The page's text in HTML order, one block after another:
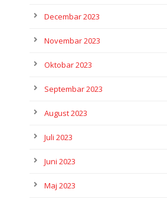
Decembar 2023
Novembar 2023
Oktobar 2023
Septembar 2023
August 2023
Juli 2023
Juni 2023
Maj 2023